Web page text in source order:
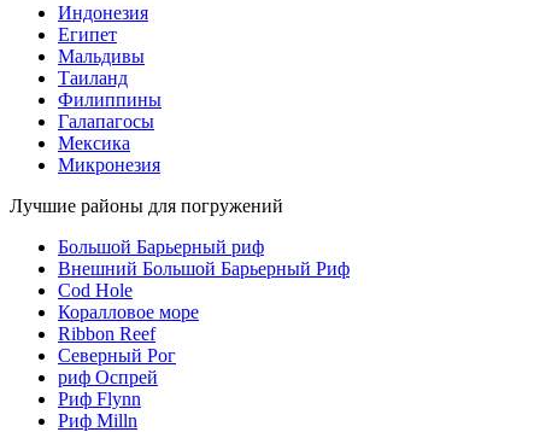
Индонезия
Египет
Мальдивы
Таиланд
Филиппины
Галапагосы
Мексика
Микронезия
Лучшие районы для погружений
Большой Барьерный риф
Внешний Большой Барьерный Риф
Cod Hole
Коралловое море
Ribbon Reef
Северный Рог
риф Оспрей
Риф Flynn
Риф Milln